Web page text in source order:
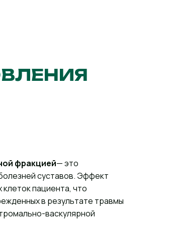
фракцией— это
суставов. Эффект
пациента, что
в результате травмы
васкулярной